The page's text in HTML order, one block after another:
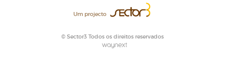
© Sector3 Todos os direitos reservados
Um projecto